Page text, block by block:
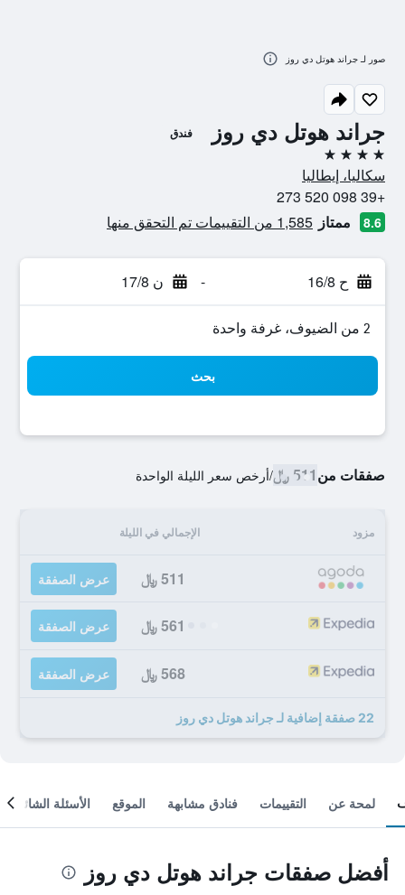
جراند هوتل دي روز فندق
4 نجوم
سكاليا، إيطاليا
+39 098 520 273
8.6 ممتاز 1,585 من التقييمات تم التحقق منها
ح 16/8 - ن 17/8
2 من الضيوف، غرفة واحدة
بحث
صفقات من511 ﷼ /أرخص سعر الليلة الواحدة
مزود الإجمالي في الليلة
511 ﷼ عرض الصفقة
561 ﷼ عرض الصفقة
568 ﷼ عرض الصفقة
22 صفقة إضافية لـ جراند هوتل دي روز
صور لـ جراند هوتل دي روز
لمحة عن التقييمات فنادق مشابهة الموقع الأسئلة الشائعة
أفضل صفقات جراند هوتل دي روز